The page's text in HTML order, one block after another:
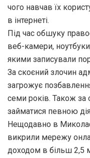
чого навчав їх
в інтернеті.
Під час обшуку
веб-камери,
якими записували
За скоєний злочин
загрожує
семи років. Також за
займатися певною
Нещодавно в
викрили мережу
доходом в більш 2,5